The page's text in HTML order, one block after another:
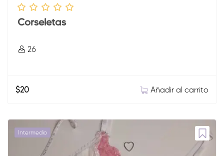
Corseletas
26
$20 Añadir al carrito
Intermedio